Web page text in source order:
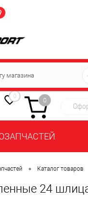
0
0
• Каталог товаров
24